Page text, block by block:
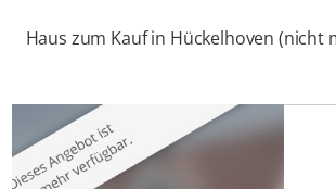
Haus zum Kauf in Hückelhoven (nicht